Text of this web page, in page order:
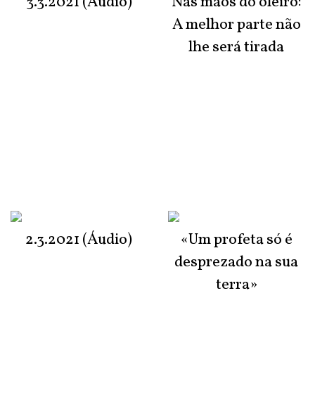
2.3.2021 (Áudio)
A melhor parte não
lhe será tirada
«Um profeta só é
desprezado na sua
terra»